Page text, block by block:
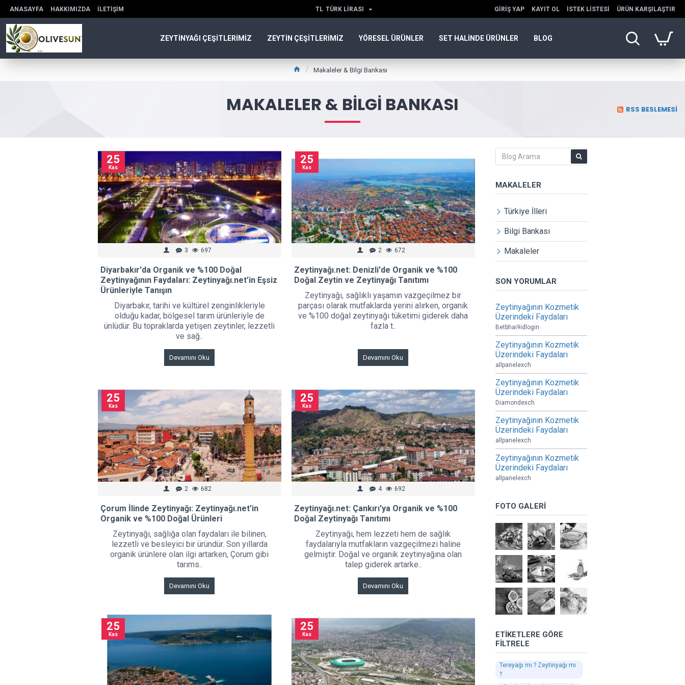
ANASAYFA HAKKIMIZDA İLETIŞIM TL TÜRK LIRASI GIRIŞ YAP KAYIT OL İSTEK LISTESI ÜRÜN KARŞILAŞTIR
ZEYTINYAĞI ÇEŞITLERIMIZ ZEYTIN ÇEŞITLERIMIZ YÖRESEL ÜRÜNLER SET HALINDE ÜRÜNLER BLOG
Makaleler & Bilgi Bankası
MAKALELER & BILGI BANKASI RSS BESLEMESI
25
Kas
3 697
Diyarbakır'da Organik ve %100 Doğal
Zeytinyağının Faydaları: Zeytinyağı.net’in Eşsiz
Ürünleriyle Tanışın
Diyarbakır, tarihi ve kültürel zenginlikleriyle
olduğu kadar, bölgesel tarım ürünleriyle de
ünlüdür. Bu topraklarda yetişen zeytinler, lezzetli
ve sağ..
Devamını Oku
25
Kas
2 672
Zeytinyağı.net: Denizli'de Organik ve %100
Doğal Zeytin ve Zeytinyağı Tanıtımı
Zeytinyağı, sağlıklı yaşamın vazgeçilmez bir
parçası olarak mutfaklarda yerini alırken, organik
ve %100 doğal zeytinyağı tüketimi giderek daha
fazla t..
Devamını Oku
25
Kas
2 682
Çorum İlinde Zeytinyağı: Zeytinyağı.net'in
Organik ve %100 Doğal Ürünleri
Zeytinyağı, sağlığa olan faydaları ile bilinen,
lezzetli ve besleyici bir üründür. Son yıllarda
organik ürünlere olan ilgi artarken, Çorum gibi
tarıms..
Devamını Oku
25
Kas
4 692
Zeytinyağı.net: Çankırı'ya Organik ve %100
Doğal Zeytinyağı Tanıtımı
Zeytinyağı, hem lezzeti hem de sağlık
faydalarıyla mutfakların vazgeçilmezi haline
gelmiştir. Doğal ve organik zeytinyağına olan
talep giderek artarke..
Devamını Oku
25
Kas
25
Kas
MAKALELER
Türkiye İlleri
Bilgi Bankası
Makaleler
SON YORUMLAR
Zeytinyağının Kozmetik
Üzerindeki Faydaları
Betbhai9idlogin
Zeytinyağının Kozmetik
Üzerindeki Faydaları
allpanelexch
Zeytinyağının Kozmetik
Üzerindeki Faydaları
Diamondexch
Zeytinyağının Kozmetik
Üzerindeki Faydaları
allpanelexch
Zeytinyağının Kozmetik
Üzerindeki Faydaları
allpanelexch
FOTO GALERI
ETIKETLERE GÖRE
FILTRELE
Tereyağı mı ? Zeytinyağı mı
?